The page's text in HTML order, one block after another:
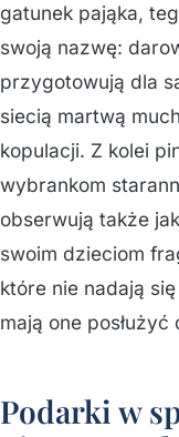
gatunek pająka,
swoją nazwę:
przygotowują dla
siecią martwą
kopulacji. Z kolei
wybrankom
obserwują także
swoim dzieciom
które nie nadają
mają one
Podarki w